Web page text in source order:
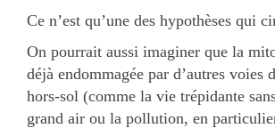
Ce n’est qu’une des hypothèses qui
On pourrait aussi imaginer que la
déjà endommagée par d’autres voies
hors-sol (comme la vie trépidante
grand air ou la pollution, en